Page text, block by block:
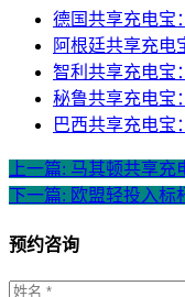
德国共享充电宝
阿根廷共享充电
智利共享充电宝
秘鲁共享充电宝
巴西共享充电宝
上一篇: 马其顿共享
下一篇: 欧盟轻投入标
预约咨询